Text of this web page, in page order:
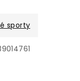
sporty